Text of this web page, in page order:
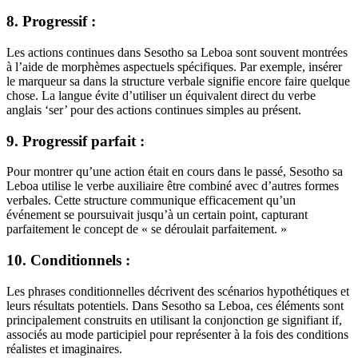
8. Progressif :
Les actions continues dans Sesotho sa Leboa sont souvent montrées
à l’aide de morphèmes aspectuels spécifiques. Par exemple, insérer
le marqueur sa dans la structure verbale signifie encore faire quelque
chose. La langue évite d’utiliser un équivalent direct du verbe
anglais ‘ser’ pour des actions continues simples au présent.
9. Progressif parfait :
Pour montrer qu’une action était en cours dans le passé, Sesotho sa
Leboa utilise le verbe auxiliaire être combiné avec d’autres formes
verbales. Cette structure communique efficacement qu’un
événement se poursuivait jusqu’à un certain point, capturant
parfaitement le concept de « se déroulait parfaitement. »
10. Conditionnels :
Les phrases conditionnelles décrivent des scénarios hypothétiques et
leurs résultats potentiels. Dans Sesotho sa Leboa, ces éléments sont
principalement construits en utilisant la conjonction ge signifiant if,
associés au mode participiel pour représenter à la fois des conditions
réalistes et imaginaires.